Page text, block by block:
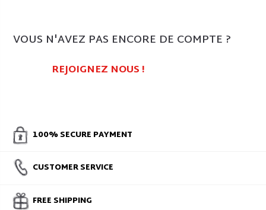
VOUS N'AVEZ PAS ENCORE DE COMPTE ?
REJOIGNEZ NOUS !
100% SECURE PAYMENT
CUSTOMER SERVICE
FREE SHIPPING